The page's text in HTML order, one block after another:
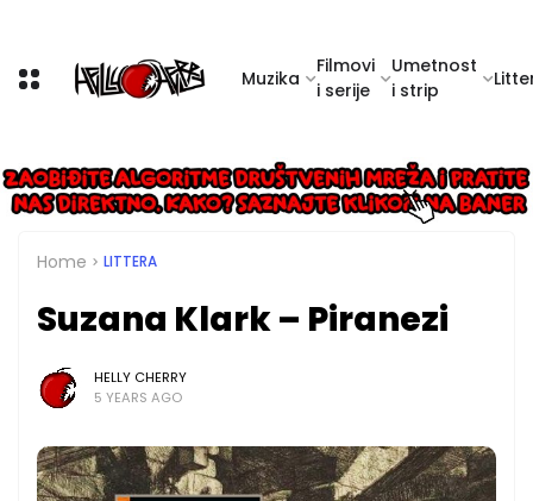
Muzika
Filmovi
i serije
Umetnost
i strip
Home LITTERA
Suzana Klark – Piranezi
HELLY CHERRY
5 YEARS AGO